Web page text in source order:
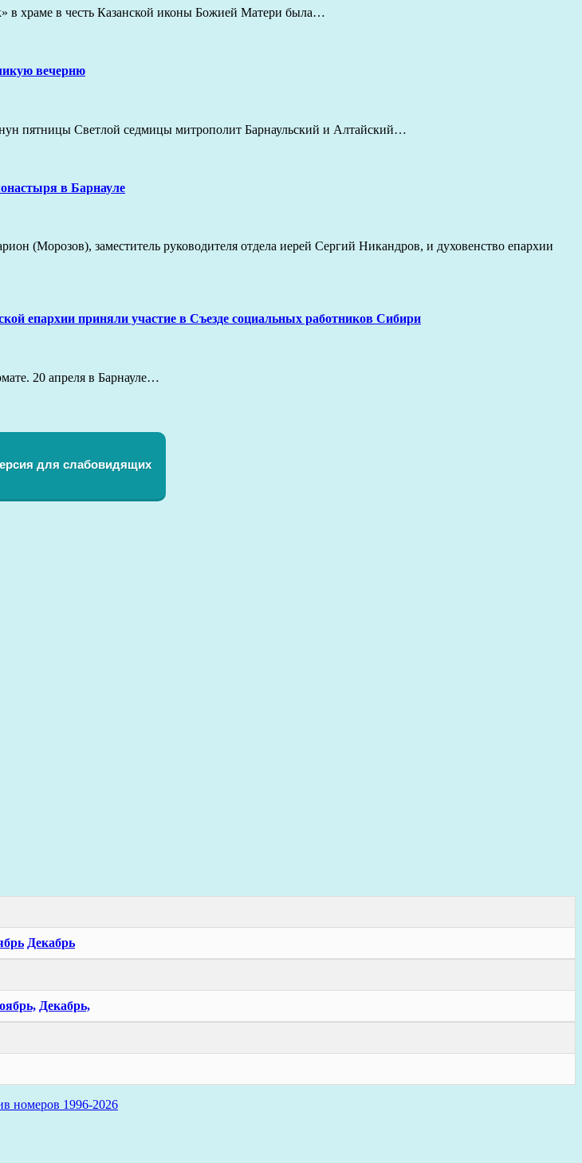
храме в честь Казанской иконы Божией Матери была…
вечерню
пятницы Светлой седмицы митрополит Барнаульский и Алтайский…
в Барнауле
(Морозов), заместитель руководителя отдела иерей Сергий Никандров, и духовенство епархии
епархии приняли участие в Съезде социальных работников Сибири
20 апреля в Барнауле…
для слабовидящих
Декабрь
Декабрь,
номеров 1996-2026